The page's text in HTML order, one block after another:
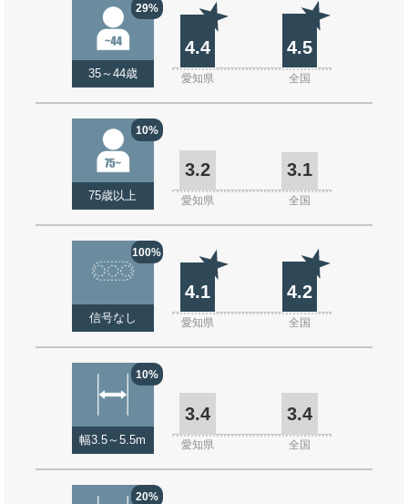
29%
35～44歳
4.4 4.5
愛知県 全国
10%
75歳以上
3.2 3.1
愛知県 全国
100%
信号なし
4.1 4.2
愛知県 全国
10%
幅3.5～5.5m
3.4 3.4
愛知県 全国
20%